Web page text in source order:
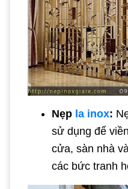
Nẹp la inox:
sử dụng để
cửa, sàn nhà
các bức tranh